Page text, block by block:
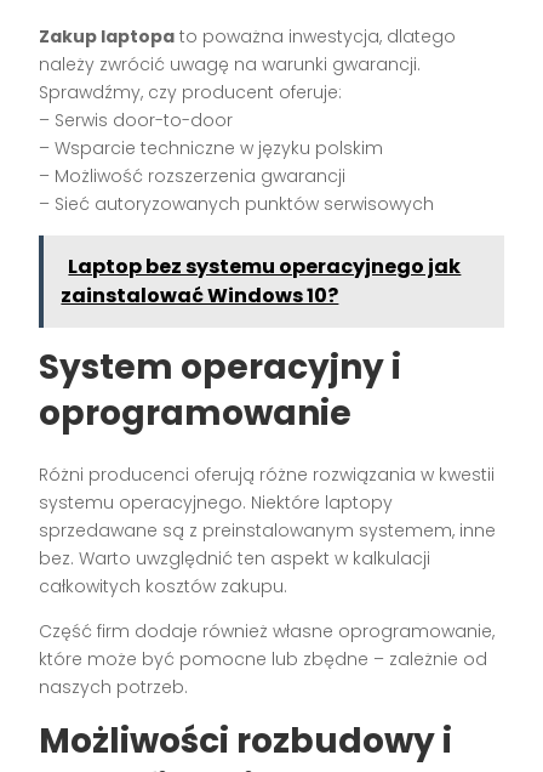
Zakup laptopa to poważna inwestycja, dlatego
należy zwrócić uwagę na warunki gwarancji.
Sprawdźmy, czy producent oferuje:
– Serwis door-to-door
– Wsparcie techniczne w języku polskim
– Możliwość rozszerzenia gwarancji
– Sieć autoryzowanych punktów serwisowych
Laptop bez systemu operacyjnego jak
zainstalować Windows 10?
System operacyjny i
oprogramowanie
Różni producenci oferują różne rozwiązania w kwestii
systemu operacyjnego. Niektóre laptopy
sprzedawane są z preinstalowanym systemem, inne
bez. Warto uwzględnić ten aspekt w kalkulacji
całkowitych kosztów zakupu.
Część firm dodaje również własne oprogramowanie,
które może być pomocne lub zbędne – zależnie od
naszych potrzeb.
Możliwości rozbudowy i